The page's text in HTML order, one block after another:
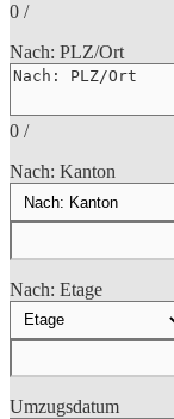
0 /
Nach: PLZ/Ort
0 /
Nach: Kanton
Nach: Etage
Umzugsdatum